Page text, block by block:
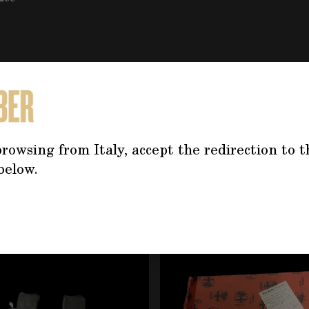
from Italy, accept the redirection to
INTERESSARTI
il tasto tabulazione. È possibile saltare il